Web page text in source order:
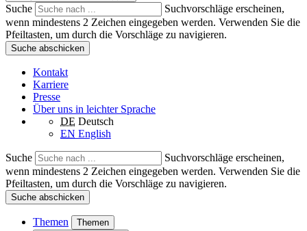
Suche
Suchvorschläge erscheinen,
wenn mindestens 2 Zeichen eingegeben werden. Verwenden Sie die
Pfeiltasten, um durch die Vorschläge zu navigieren.
Suche abschicken
Kontakt
Karriere
Presse
Über uns in leichter Sprache
DE Deutsch
EN English
Suche
Suchvorschläge erscheinen,
wenn mindestens 2 Zeichen eingegeben werden. Verwenden Sie die
Pfeiltasten, um durch die Vorschläge zu navigieren.
Suche abschicken
Themen
Themen